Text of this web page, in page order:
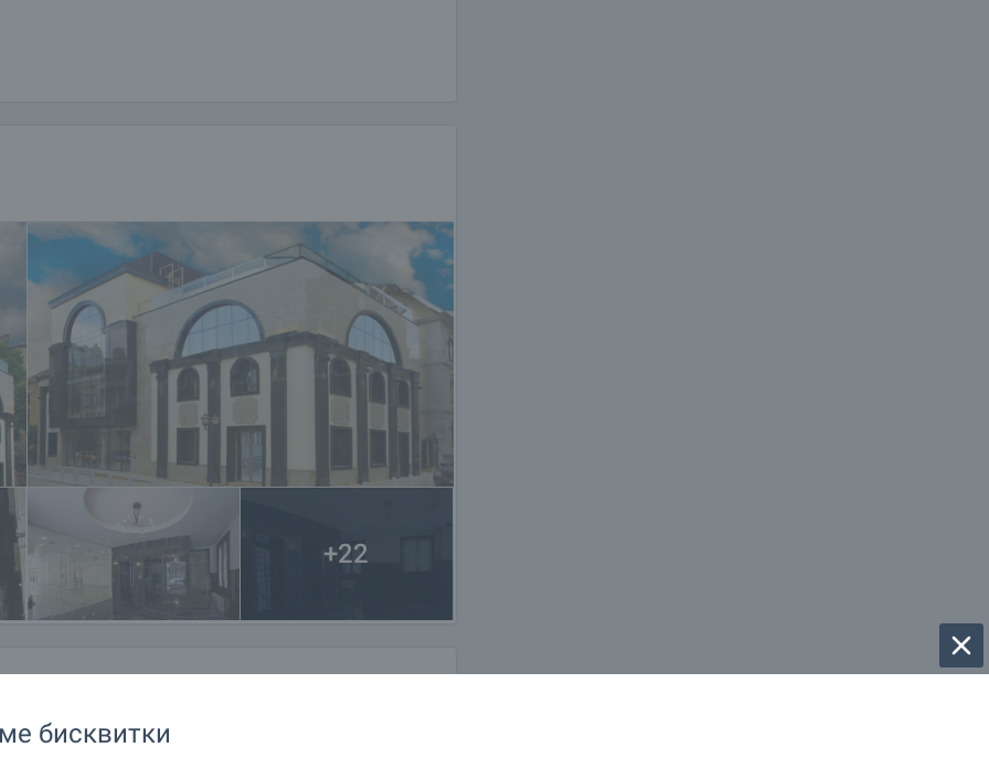
метра, обща площ 218.27 кв.м. (чиста площ +
+22
бисквитки